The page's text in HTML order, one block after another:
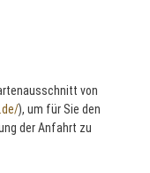
von
), um für Sie den
der Anfahrt zu